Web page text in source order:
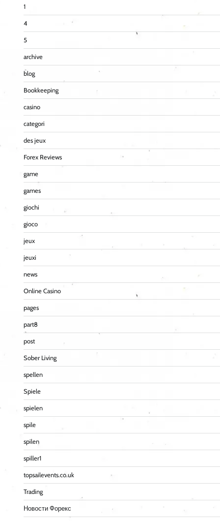
1
4
5
archive
blog
Bookkeeping
casino
categori
des jeux
Forex Reviews
game
games
giochi
gioco
jeux
jeuxi
news
Online Casino
pages
part8
post
Sober Living
spellen
Spiele
spielen
spile
spilen
spiller1
topsailevents.co.uk
Trading
Новости Форекс